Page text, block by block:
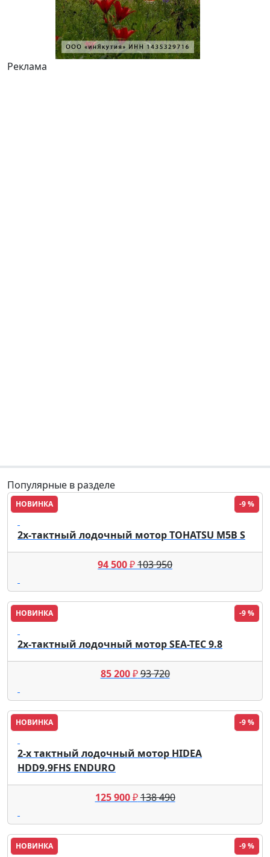
Реклама
Популярные в разделе
НОВИНКА -9 %
Tohatsu
2х-тактный лодочный мотор TOHATSU M5B S
94 500₽103 950
НОВИНКА -9 %
SEA-TEC
2х-тактный лодочный мотор SEA-TEC 9.8
85 200₽93 720
НОВИНКА -9 %
Hidea
2-х тактный лодочный мотор HIDEA
HDD9.9FHS ENDURO
125 900₽138 490
НОВИНКА -9 %
Yamaha